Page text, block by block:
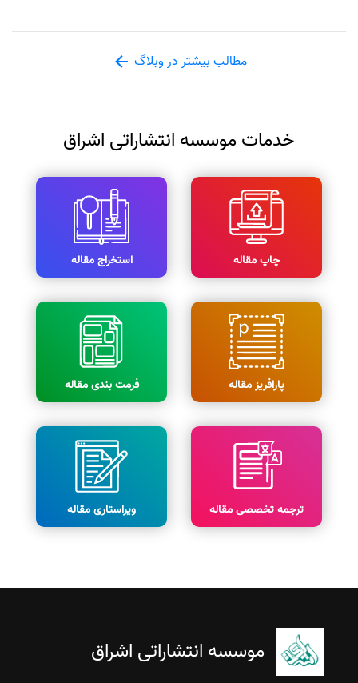
مطالب بیشتر در وبلاگ
خدمات موسسه انتشاراتی اشراق
چاپ مقاله استخراج مقاله
پارافریز مقاله فرمت بندی مقاله
ترجمه تخصصی مقاله ویراستاری مقاله
موسسه انتشاراتی اشراق